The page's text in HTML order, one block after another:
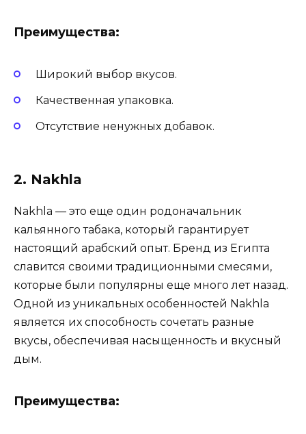
Преимущества:
Широкий выбор вкусов.
Качественная упаковка.
Отсутствие ненужных добавок.
2. Nakhla
Nakhla — это еще один родоначальник
кальянного табака, который гарантирует
настоящий арабский опыт. Бренд из Египта
славится своими традиционными смесями,
которые были популярны еще много лет назад.
Одной из уникальных особенностей Nakhla
является их способность сочетать разные
вкусы, обеспечивая насыщенность и вкусный
дым.
Преимущества: